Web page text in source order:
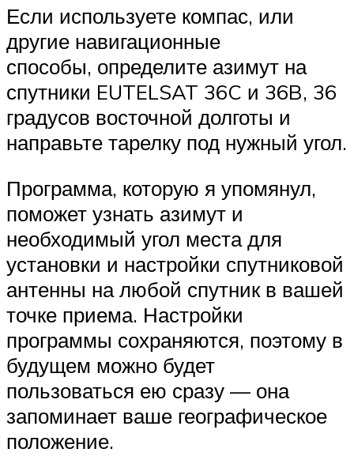
Если используете компас, или
другие навигационные
способы, определите азимут на
спутники EUTELSAT 36C и 36B, 36
градусов восточной долготы и
направьте тарелку под нужный угол.
Программа, которую я упомянул,
поможет узнать азимут и
необходимый угол места для
установки и настройки спутниковой
антенны на любой спутник в вашей
точке приема. Настройки
программы сохраняются, поэтому в
будущем можно будет
пользоваться ею сразу — она
запоминает ваше географическое
положение.